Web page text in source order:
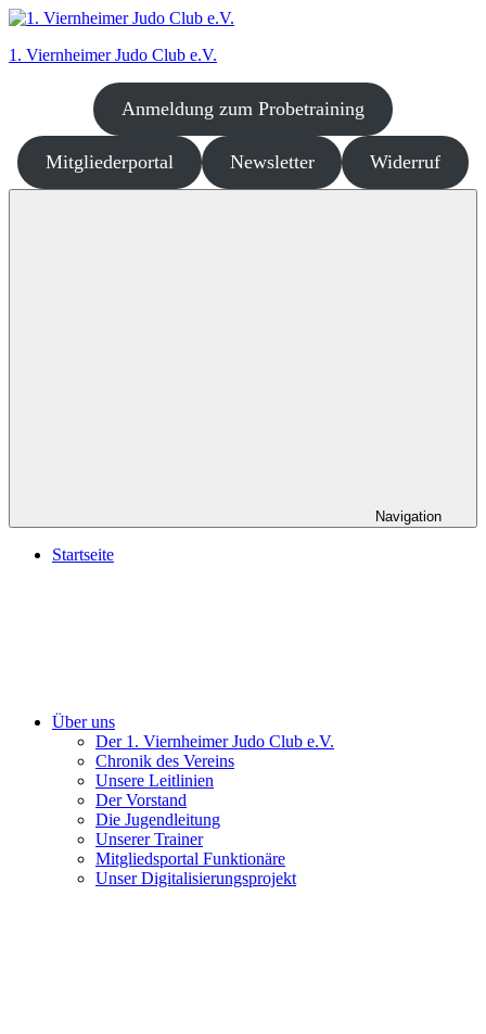
Zum
springen
1. Viernheimer Judo Club e.V.
dort
wo
es
Anmeldung zum Probetraining
Mitgliederportal Newsletter Widerruf
Navigation
Startseite
Über uns
Der 1. Viernheimer Judo Club e.V.
Chronik des Vereins
Unsere Leitlinien
Der Vorstand
Die Jugendleitung
Unserer Trainer
Mitgliedsportal Funktionäre
Unser Digitalisierungsprojekt